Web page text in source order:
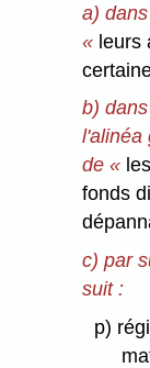
a)
« leurs
b)
l'alinéa
de «
fonds
c) par
suit :
p)